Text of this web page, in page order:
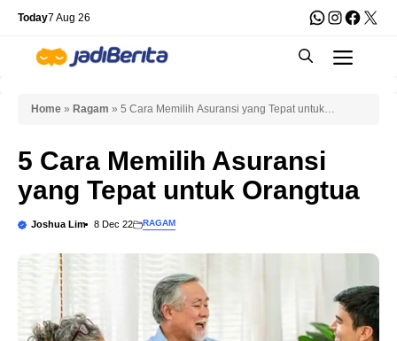
Skip
content
Today7 Aug 26 WhatsApp
X
Home » Ragam » 5 Cara Memilih Asuransi yang Tepat untuk
5 Cara Memilih Asuransi
yang Tepat untuk Orangtua
Joshua Lim 8 Dec 22 RAGAM